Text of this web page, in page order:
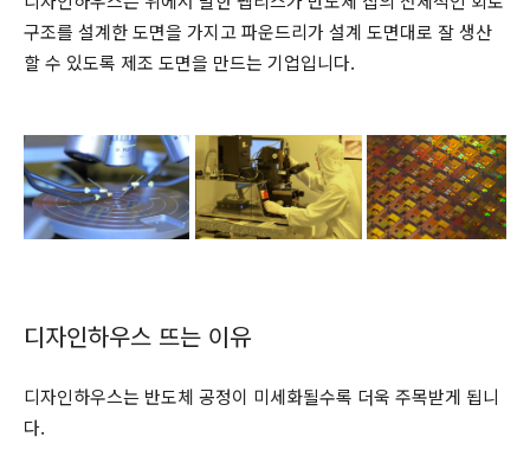
구조를 설계한 도면을 가지고 파운드리가 설계 도면대로 잘 생산
할 수 있도록 제조 도면을 만드는 기업입니다.
디자인하우스 뜨는 이유
디자인하우스는 반도체 공정이 미세화될수록 더욱 주목받게 됩니
다.